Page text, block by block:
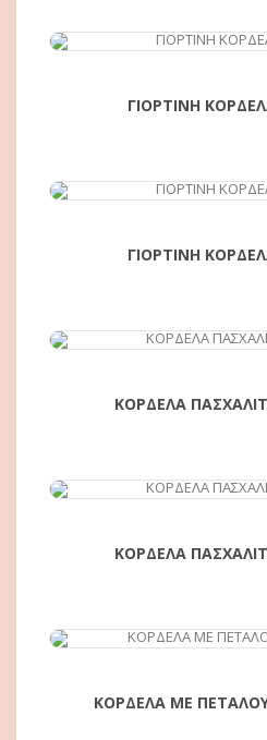
ΓΙΟΡΤΙΝΗ
ΓΙΟΡΤΙΝΗ
ΚΟΡΔΕΛΑ
ΚΟΡΔΕΛΑ
ΚΟΡΔΕΛΑ ΜΕ